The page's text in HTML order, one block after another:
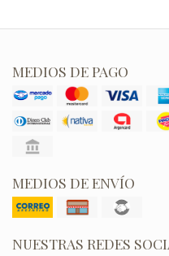
MEDIOS DE PAGO
MEDIOS DE ENVÍO
NUESTRAS REDES